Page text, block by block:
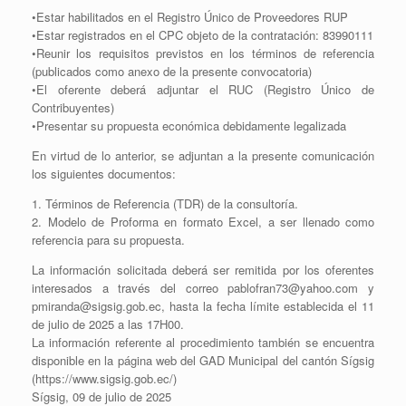
•Estar habilitados en el Registro Único de Proveedores RUP
•Estar registrados en el CPC objeto de la contratación: 83990111
•Reunir los requisitos previstos en los términos de referencia
(publicados como anexo de la presente convocatoria)
•El oferente deberá adjuntar el RUC (Registro Único de
Contribuyentes)
•Presentar su propuesta económica debidamente legalizada
En virtud de lo anterior, se adjuntan a la presente comunicación
los siguientes documentos:
1. Términos de Referencia (TDR) de la consultoría.
2. Modelo de Proforma en formato Excel, a ser llenado como
referencia para su propuesta.
La información solicitada deberá ser remitida por los oferentes
interesados a través del correo pablofran73@yahoo.com y
pmiranda@sigsig.gob.ec, hasta la fecha límite establecida el 11
de julio de 2025 a las 17H00.
La información referente al procedimiento también se encuentra
disponible en la página web del GAD Municipal del cantón Sígsig
(https://www.sigsig.gob.ec/)
Sígsig, 09 de julio de 2025